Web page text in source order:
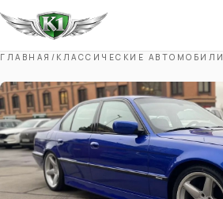
ГЛАВНАЯ / КЛАССИЧЕСКИЕ АВТОМОБИЛИ